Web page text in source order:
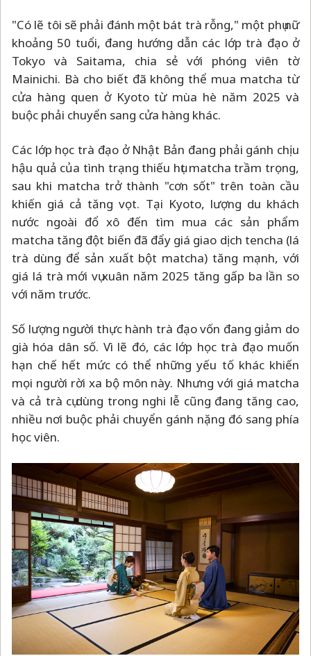
"Có lẽ tôi sẽ phải đánh một bát trà rỗng," một phụ nữ
khoảng 50 tuổi, đang hướng dẫn các lớp trà đạo ở
Tokyo và Saitama, chia sẻ với phóng viên tờ
Mainichi. Bà cho biết đã không thể mua matcha từ
cửa hàng quen ở Kyoto từ mùa hè năm 2025 và
buộc phải chuyển sang cửa hàng khác.
Các lớp học trà đạo ở Nhật Bản đang phải gánh chịu
hậu quả của tình trạng thiếu hụt matcha trầm trọng,
sau khi matcha trở thành "cơn sốt" trên toàn cầu
khiến giá cả tăng vọt. Tại Kyoto, lượng du khách
nước ngoài đổ xô đến tìm mua các sản phẩm
matcha tăng đột biến đã đẩy giá giao dịch tencha (lá
trà dùng để sản xuất bột matcha) tăng mạnh, với
giá lá trà mới vụ xuân năm 2025 tăng gấp ba lần so
với năm trước.
Số lượng người thực hành trà đạo vốn đang giảm do
già hóa dân số. Vì lẽ đó, các lớp học trà đạo muốn
hạn chế hết mức có thể những yếu tố khác khiến
mọi người rời xa bộ môn này. Nhưng với giá matcha
và cả trà cụ dùng trong nghi lễ cũng đang tăng cao,
nhiều nơi buộc phải chuyển gánh nặng đó sang phía
học viên.